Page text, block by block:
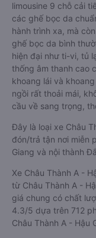
limousine 9 chỗ cải
các ghế bọc da
hành trình xa, mà
ghế bọc da bình
hiện đại như ti-vi, tủ
thống âm thanh cao
khoang lái và
ngồi rất thoải mái,
cầu về sang trọng,
Đây là loại xe Châu
đón/trả tận nơi miễn
Giang và nội thành
Xe Châu Thành A -
từ Châu Thành A -
giá chung có chất
4.3/5 dựa trên 712
Châu Thành A - Hậu